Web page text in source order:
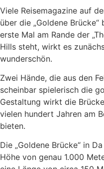
Viele Reisemagazine auf
über die „Goldene
erste Mal am Rande der
Hills steht, wirkt es
wunderschön.
Zwei Hände, die aus den
scheinbar spielerisch die
Gestaltung wirkt die
vielen hundert Jahren am
bieten.
Die „Goldene Brücke“ in
Höhe von genau 1.000